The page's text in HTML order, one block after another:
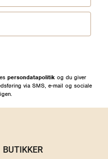
persondatapolitik og du giver
via SMS, e-mail og sociale
BUTIKKER